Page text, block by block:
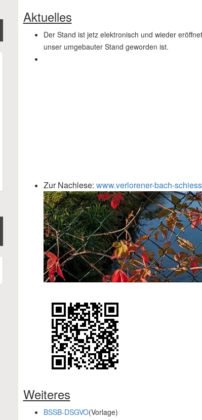
Aktuelles
Der Stand ist jetz elektronisch und wieder
unser umgebauter Stand geworden ist.
Zur Nachlese: www.verlorener-bach-
Weiteres
BSSB-DSGVO(Vorlage)